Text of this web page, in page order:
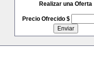
Realizar una Oferta
Precio Ofrecido $